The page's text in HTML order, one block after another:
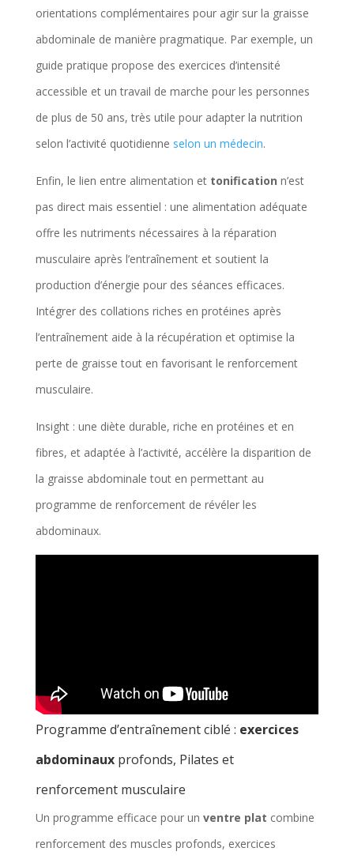
orientations complémentaires pour agir sur la graisse
abdominale de manière pragmatique. Par exemple, un
guide pratique propose des exercices d’intensité
accessible et un travail de marche pour les personnes
de plus de 50 ans, très utile pour adapter la nutrition
selon l’activité quotidienne selon un médecin.
Enfin, le lien entre alimentation et tonification n’est
pas direct mais essentiel : une alimentation adéquate
offre les nutriments nécessaires à la réparation
musculaire après l’entraînement et soutient la
production d’énergie pour des séances efficaces.
Intégrer des collations riches en protéines après
l’entraînement aide à la récupération et optimise la
perte de graisse tout en favorisant le renforcement
musculaire.
Insight : une diète durable, riche en protéines et en
fibres, et adaptée à l’activité, accélère la disparition de
la graisse abdominale tout en permettant au
programme de renforcement de révéler les
abdominaux.
Programme d’entraînement ciblé : exercices
abdominauxprofonds, Pilates et
renforcement musculaire
Un programme efficace pour un ventre plat combine
renforcement des muscles profonds, exercices